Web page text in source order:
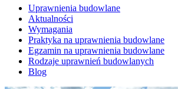
Uprawnienia budowlane
Aktualności
Wymagania
Praktyka na uprawnienia budowlane
Egzamin na uprawnienia budowlane
Rodzaje uprawnień budowlanych
Blog